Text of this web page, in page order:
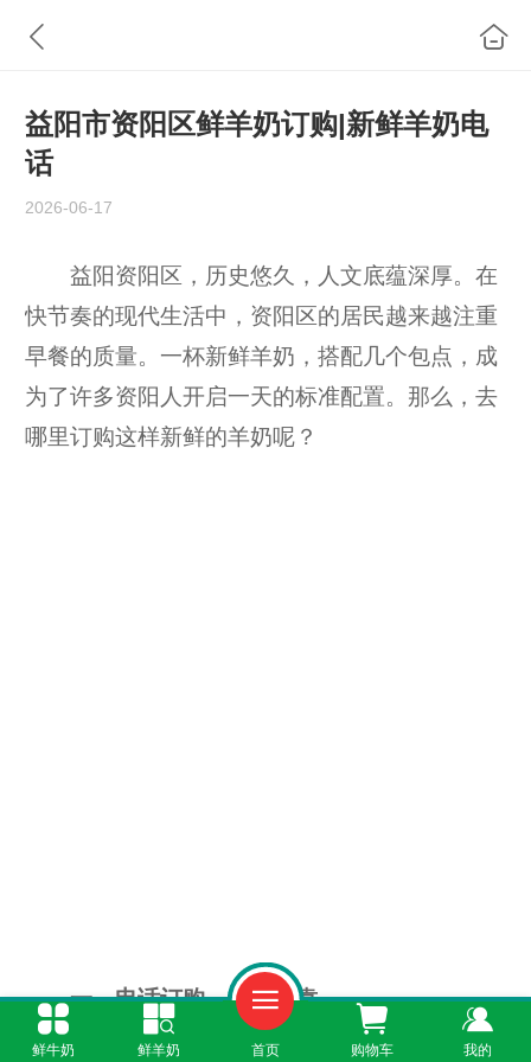
益阳市资阳区鲜羊奶订购|新鲜羊奶电
话
2026-06-17
益阳资阳区，历史悠久，人文底蕴深厚。在
快节奏的现代生活中，资阳区的居民越来越注重
早餐的质量。一杯新鲜羊奶，搭配几个包点，成
为了许多资阳人开启一天的标准配置。那么，去
哪里订购这样新鲜的羊奶呢？
一、电话订购，经典可靠
鲜牛奶 鲜羊奶 首页 购物车 我的